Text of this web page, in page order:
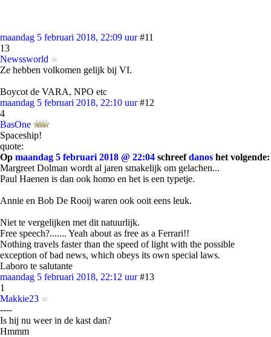
maandag 5 februari 2018, 22:09 uur #11
13
Newssworld
Ze hebben volkomen gelijk bij VI.
Boycot de VARA, NPO etc
maandag 5 februari 2018, 22:10 uur #12
4
BasOne
Spaceship!
quote:
Op maandag 5 februari 2018 @ 22:04 schreefdanos het volgende:
Margreet Dolman wordt al jaren smakelijk om gelachen...
Paul Haenen is dan ook homo en het is een typetje.
Annie en Bob De Rooij waren ook ooit eens leuk.
Niet te vergelijken met dit natuurlijk.
Free speech?....... Yeah about as free as a Ferrari!!
Nothing travels faster than the speed of light with the possible
exception of bad news, which obeys its own special laws.
Laboro te salutante
maandag 5 februari 2018, 22:12 uur #13
1
Makkie23
----
Is hij nu weer in de kast dan?
Hmmm